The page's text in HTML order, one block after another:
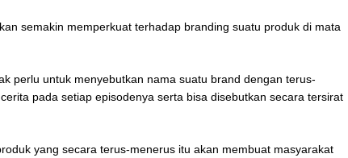
semakin memperkuat terhadap branding suatu produk di mata
perlu untuk menyebutkan nama suatu brand dengan terus-
pada setiap episodenya serta bisa disebutkan secara tersirat
yang secara terus-menerus itu akan membuat masyarakat